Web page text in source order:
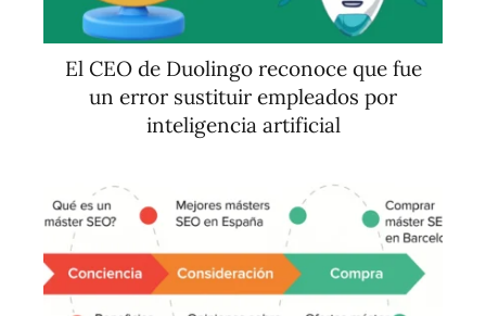
El CEO de Duolingo reconoce que fue
un error sustituir empleados por
inteligencia artificial